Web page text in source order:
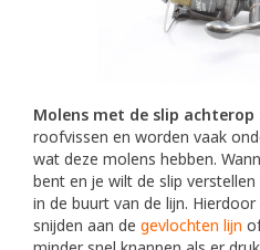
Molens met de slip achterop
roofvissen en worden vaak
wat deze molens hebben.
bent en je wilt de slip
in de buurt van de lijn.
snijden aan de gevlochten lijn